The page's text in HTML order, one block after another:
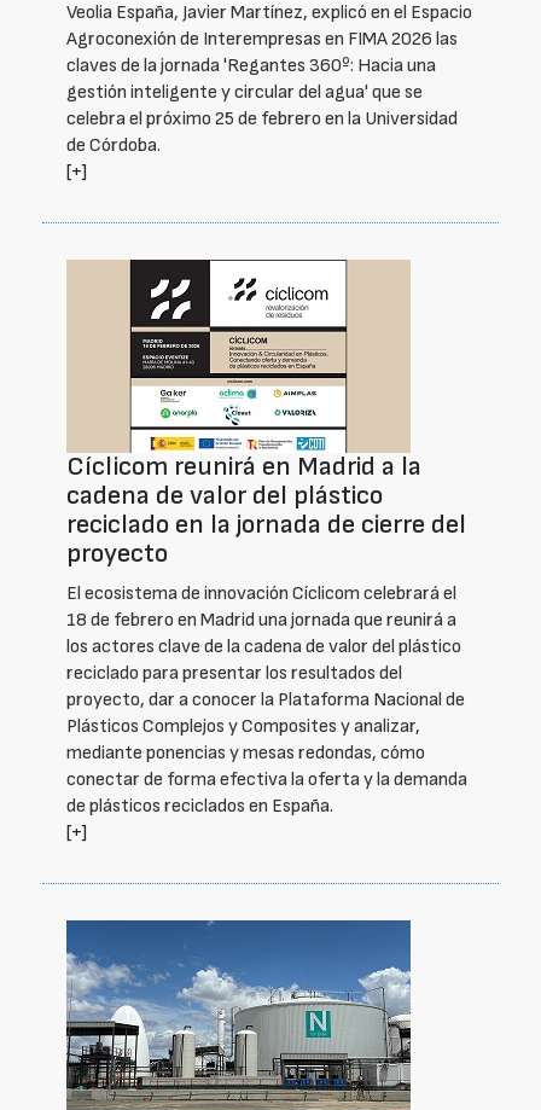
Veolia España, Javier Martínez, explicó en el Espacio
Agroconexión de Interempresas en FIMA 2026 las
claves de la jornada 'Regantes 360º: Hacia una
gestión inteligente y circular del agua' que se
celebra el próximo 25 de febrero en la Universidad
de Córdoba.
[+]
Cíclicom reunirá en Madrid a la
cadena de valor del plástico
reciclado en la jornada de cierre del
proyecto
El ecosistema de innovación Cíclicom celebrará el
18 de febrero en Madrid una jornada que reunirá a
los actores clave de la cadena de valor del plástico
reciclado para presentar los resultados del
proyecto, dar a conocer la Plataforma Nacional de
Plásticos Complejos y Composites y analizar,
mediante ponencias y mesas redondas, cómo
conectar de forma efectiva la oferta y la demanda
de plásticos reciclados en España.
[+]